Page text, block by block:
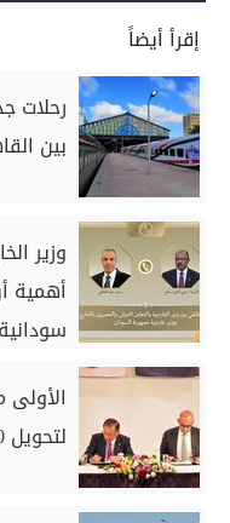
إقرأ أيضاً
رحلات
بين
وزير
أهمية
الأولى
لتحويل 20 مدرسة فنية إلى «دولية»